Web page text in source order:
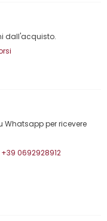
dall'acquisto.
Whatsapp per ricevere
+39 0692928912